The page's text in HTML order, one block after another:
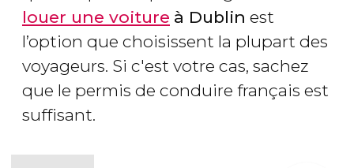
louer une voiture à Dublin est
l’option que choisissent la plupart des
voyageurs. Si c'est votre cas, sachez
que le permis de conduire français est
suffisant.